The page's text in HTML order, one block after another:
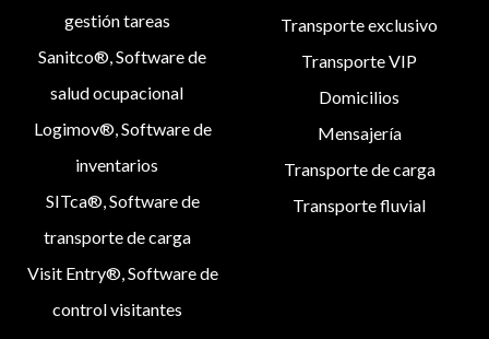
Transporte exclusivo
Transporte VIP
Domicilios
Mensajería
Transporte de carga
Transporte fluvial
gestión tareas
Sanitco®, Software de
salud ocupacional
Logimov®, Software de
inventarios
SITca®, Software de
transporte de carga
Visit Entry®, Software de
control visitantes